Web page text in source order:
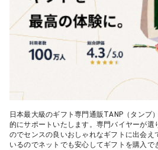
05 2人のための体験カタログ FOR2ギ
日本最大級のギフト専門通販TANP（タンプ
的にサポートいたします。専門バイヤーが選
のでセンスの良いおしゃれなギフトに出会え
いるのでネットでも安心してギフトを購入